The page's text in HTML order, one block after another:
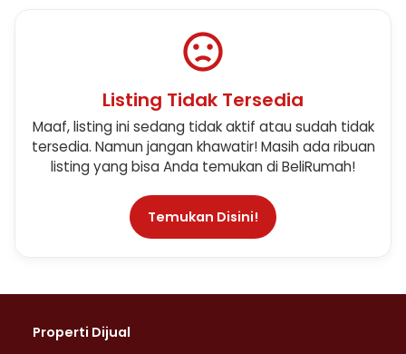
Listing Tidak Tersedia
Maaf, listing ini sedang tidak aktif atau sudah tidak
tersedia. Namun jangan khawatir! Masih ada ribuan
listing yang bisa Anda temukan di BeliRumah!
Temukan Disini!
Properti Dijual